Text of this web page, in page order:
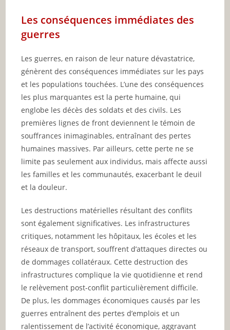
Les conséquences immédiates des
guerres
Les guerres, en raison de leur nature dévastatrice,
génèrent des conséquences immédiates sur les pays
et les populations touchées. L’une des conséquences
les plus marquantes est la perte humaine, qui
englobe les décès des soldats et des civils. Les
premières lignes de front deviennent le témoin de
souffrances inimaginables, entraînant des pertes
humaines massives. Par ailleurs, cette perte ne se
limite pas seulement aux individus, mais affecte aussi
les familles et les communautés, exacerbant le deuil
et la douleur.
Les destructions matérielles résultant des conflits
sont également significatives. Les infrastructures
critiques, notamment les hôpitaux, les écoles et les
réseaux de transport, souffrent d’attaques directes ou
de dommages collatéraux. Cette destruction des
infrastructures complique la vie quotidienne et rend
le relèvement post-conflit particulièrement difficile.
De plus, les dommages économiques causés par les
guerres entraînent des pertes d’emplois et un
ralentissement de l’activité économique, aggravant